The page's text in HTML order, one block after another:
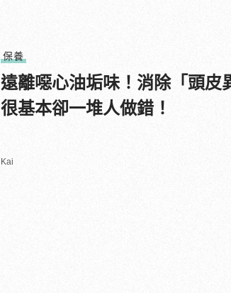
保養
遠離噁心油垢味！消除「頭皮
很基本卻一堆人做錯！
Kai